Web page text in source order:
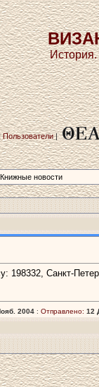
Пользователи|
новости
198332, Санкт-
2004: Отправлено: 12